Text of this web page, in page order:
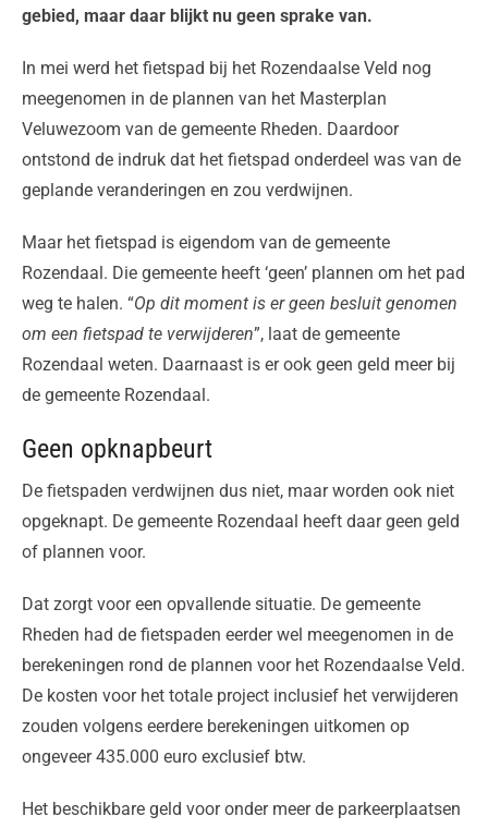
gebied, maar daar blijkt nu geen sprake van.
In mei werd het fietspad bij het Rozendaalse Veld nog
meegenomen in de plannen van het Masterplan
Veluwezoom van de gemeente Rheden. Daardoor
ontstond de indruk dat het fietspad onderdeel was van de
geplande veranderingen en zou verdwijnen.
Maar het fietspad is eigendom van de gemeente
Rozendaal. Die gemeente heeft ‘geen’ plannen om het pad
weg te halen. “Op dit moment is er geen besluit genomen
om een fietspad te verwijderen”, laat de gemeente
Rozendaal weten. Daarnaast is er ook geen geld meer bij
de gemeente Rozendaal.
Geen opknapbeurt
De fietspaden verdwijnen dus niet, maar worden ook niet
opgeknapt. De gemeente Rozendaal heeft daar geen geld
of plannen voor.
Dat zorgt voor een opvallende situatie. De gemeente
Rheden had de fietspaden eerder wel meegenomen in de
berekeningen rond de plannen voor het Rozendaalse Veld.
De kosten voor het totale project inclusief het verwijderen
zouden volgens eerdere berekeningen uitkomen op
ongeveer 435.000 euro exclusief btw.
Het beschikbare geld voor onder meer de parkeerplaatsen